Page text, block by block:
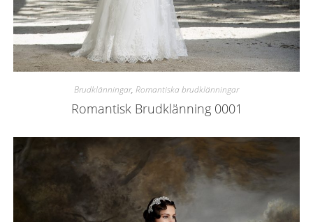
Brudklänningar, Romantiska brudklänningar
Romantisk Brudklänning 0001